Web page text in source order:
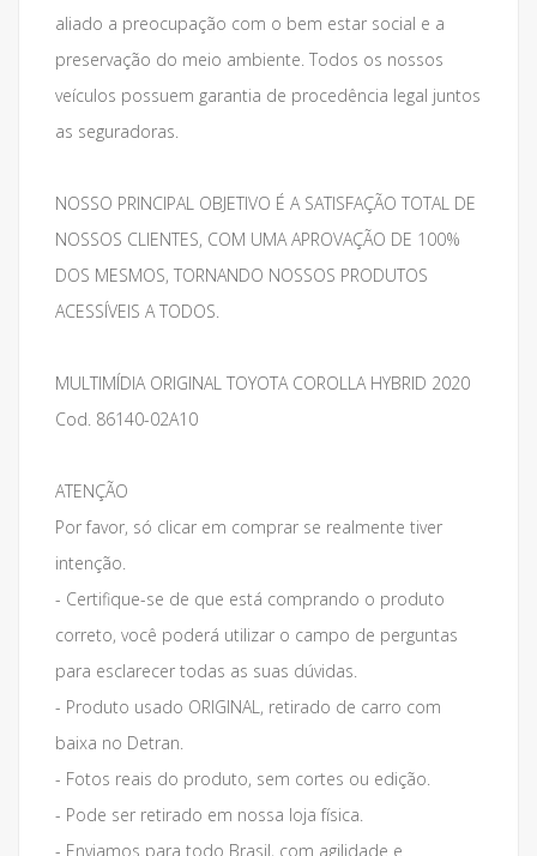
aliado a preocupação com o bem estar social e a
preservação do meio ambiente. Todos os nossos
veículos possuem garantia de procedência legal juntos
as seguradoras.
NOSSO PRINCIPAL OBJETIVO É A SATISFAÇÃO TOTAL DE
NOSSOS CLIENTES, COM UMA APROVAÇÃO DE 100%
DOS MESMOS, TORNANDO NOSSOS PRODUTOS
ACESSÍVEIS A TODOS.
MULTIMÍDIA ORIGINAL TOYOTA COROLLA HYBRID 2020
Cod. 86140-02A10
ATENÇÃO
Por favor, só clicar em comprar se realmente tiver
intenção.
- Certifique-se de que está comprando o produto
correto, você poderá utilizar o campo de perguntas
para esclarecer todas as suas dúvidas.
- Produto usado ORIGINAL, retirado de carro com
baixa no Detran.
- Fotos reais do produto, sem cortes ou edição.
- Pode ser retirado em nossa loja física.
- Enviamos para todo Brasil, com agilidade e